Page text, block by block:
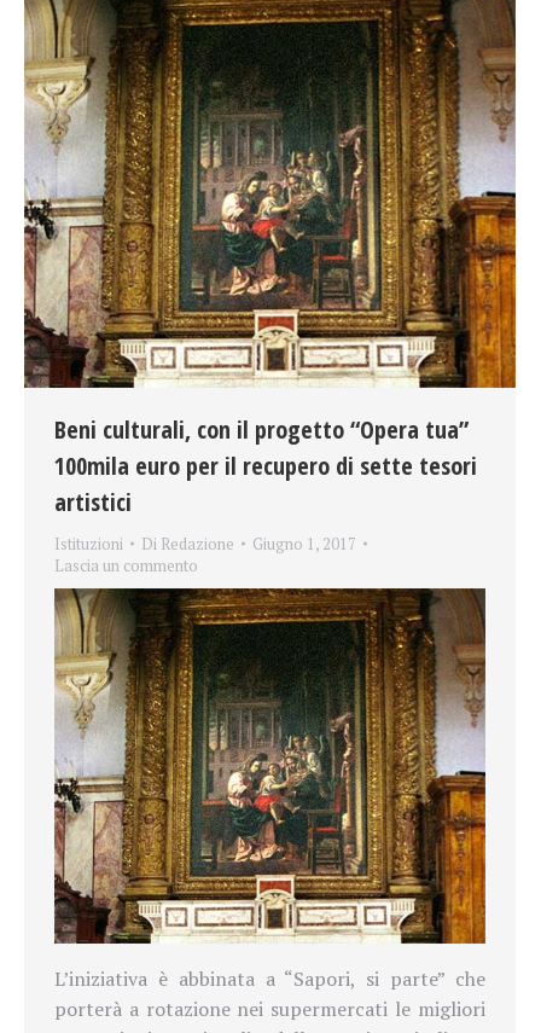
Beni culturali, con il progetto “Opera tua”
100mila euro per il recupero di sette tesori
artistici
Istituzioni Di Redazione
Giugno 1, 2017
Lascia un commento
L’iniziativa è abbinata a “Sapori, si parte” che
porterà a rotazione nei supermercati le migliori